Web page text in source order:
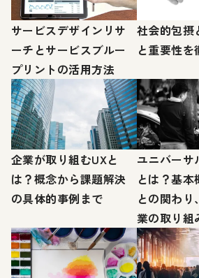
サービスデザインリサ
ーチとサービスブルー
プリントの活用方法
社会的包摂
と重要性を
企業が取り組むUXと
は？概念から課題解決
の具体的事例まで
ユニバーサ
とは？基本
との関わ
業の取り組